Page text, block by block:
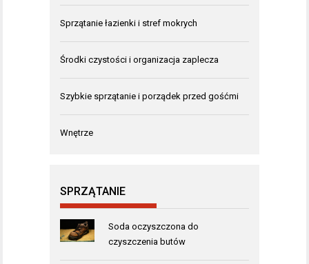
Sprzątanie łazienki i stref mokrych
Środki czystości i organizacja zaplecza
Szybkie sprzątanie i porządek przed gośćmi
Wnętrze
SPRZĄTANIE
Soda oczyszczona do
czyszczenia butów